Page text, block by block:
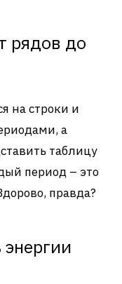
рядов до
на строки и
а
таблицу
период – это
правда?